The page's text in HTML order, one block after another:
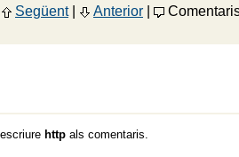
Següent| Anterior
http als comentaris.